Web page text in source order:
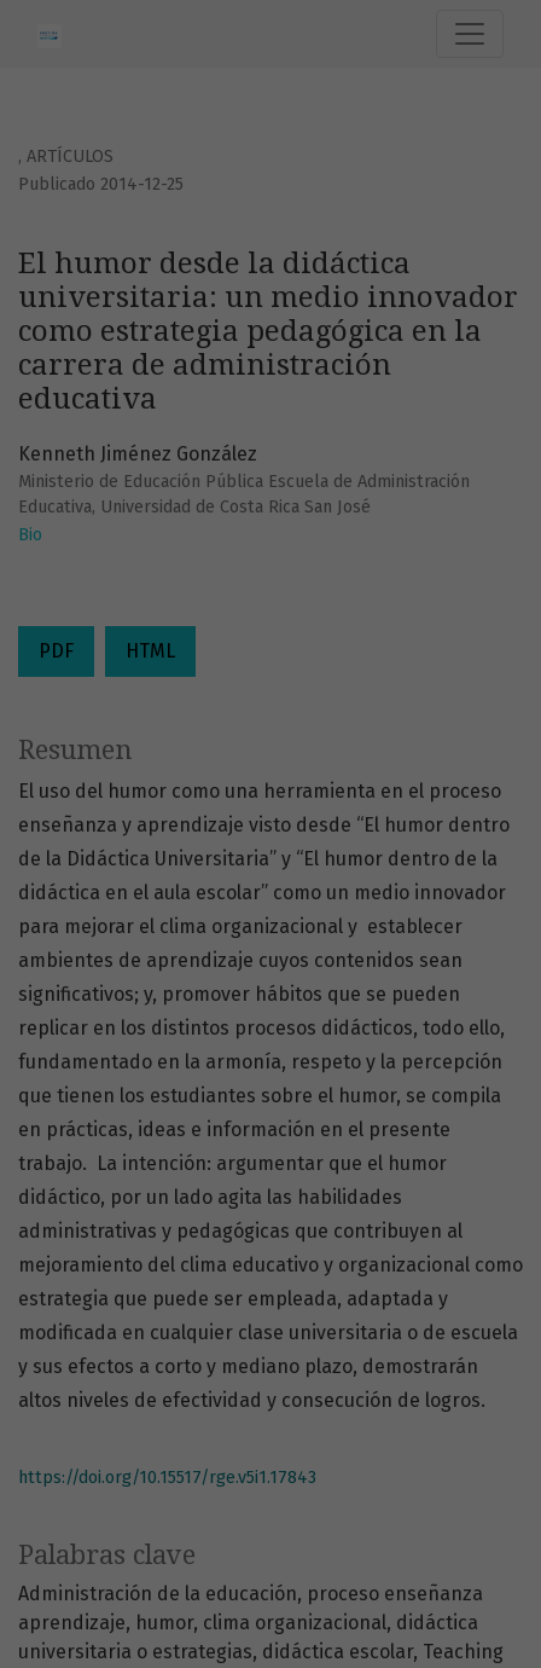
, ARTÍCULOS
El humor desde la didáctica
universitaria: un medio innovador
como estrategia pedagógica en la
carrera de administración
educativa
Publicado 2014-12-25
Kenneth Jiménez González
Ministerio de Educación Pública Escuela de Administración
Educativa, Universidad de Costa Rica San José
Bio
PDF HTML
Palabras clave
Administración de la educación proceso enseñanza
aprendizaje
humor clima organizacional didáctica
universitaria o estrategias didáctica escolar Teaching
Resumen
El uso del humor como una herramienta en el proceso
enseñanza y aprendizaje visto desde “El humor dentro
de la Didáctica Universitaria” y “El humor dentro de la
didáctica en el aula escolar” como un medio innovador
para mejorar el clima organizacional y establecer
ambientes de aprendizaje cuyos contenidos sean
significativos; y, promover hábitos que se pueden
replicar en los distintos procesos didácticos, todo ello,
fundamentado en la armonía, respeto y la percepción
que tienen los estudiantes sobre el humor, se compila
en prácticas, ideas e información en el presente
trabajo. La intención: argumentar que el humor
didáctico, por un lado agita las habilidades
administrativas y pedagógicas que contribuyen al
mejoramiento del clima educativo y organizacional como
estrategia que puede ser empleada, adaptada y
modificada en cualquier clase universitaria o de escuela
y sus efectos a corto y mediano plazo, demostrarán
altos niveles de efectividad y consecución de logros.
https://doi.org/10.15517/rge.v5i1.17843